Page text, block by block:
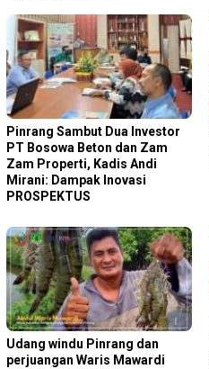
Pinrang Sambut Dua Investor
PT Bosowa Beton dan Zam
Zam Properti, Kadis Andi
Mirani: Dampak Inovasi
PROSPEKTUS
Udang windu Pinrang dan
perjuangan Waris Mawardi